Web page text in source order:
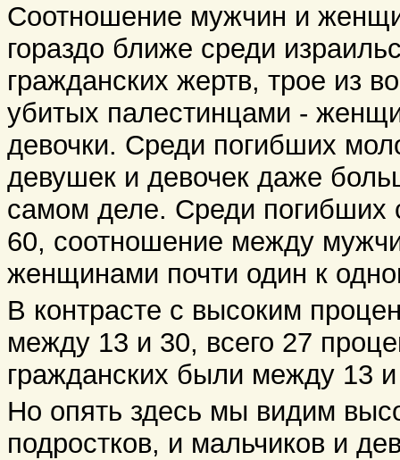
Соотношение мужчин и
гораздо ближе среди
гражданских жертв, трое из
убитых палестинцами -
девочки. Среди погибших
девушек и девочек даже
самом деле. Среди погибших
60, соотношение между
женщинами почти один к
В контрасте с высоким
между 13 и 30, всего 27
гражданских были между 13
Но опять здесь мы видим
подростков, и мальчиков и